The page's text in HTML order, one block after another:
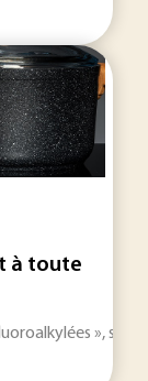
à toute
»,